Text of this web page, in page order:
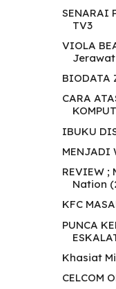
SENARAI
TV3
VIOLA
Jerawat
BIODATA
CARA
IBUKU
MENJADI
REVIEW ;
Nation
KFC
PUNCA
Khasiat
CELCOM